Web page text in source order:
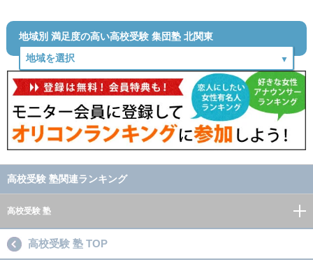
地域別 満足度の高い高校受験 集団塾 北関東
高校受験 塾関連ランキング
高校受験 塾
高校受験 塾 TOP